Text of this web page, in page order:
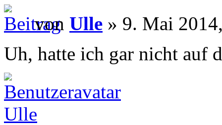
von Ulle » 9. Mai
Uh, hatte ich gar nicht auf
Ulle